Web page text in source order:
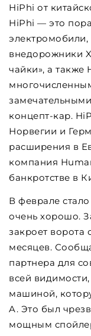
HiPhi от
HiPhi — это
электромобили,
внедорожники
чайки», а также
концепт-кар.
Норвегии и
расширения в
компания
банкротстве в
В феврале
очень хорошо.
закроет ворота
месяцев.
партнера для
всей
машиной,
A. Это был
мощным